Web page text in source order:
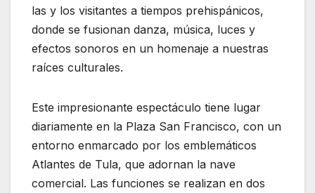
las y los visitantes a tiempos prehispánicos,
donde se fusionan danza, música, luces y
efectos sonoros en un homenaje a nuestras
raíces culturales.
Este impresionante espectáculo tiene lugar
diariamente en la Plaza San Francisco, con un
entorno enmarcado por los emblemáticos
Atlantes de Tula, que adornan la nave
comercial. Las funciones se realizan en dos